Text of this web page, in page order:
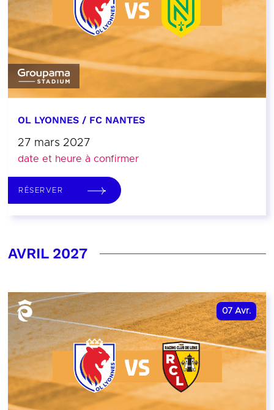
OL LYONNES / FC NANTES
27 mars 2027
date et heure à confirmer
RÉSERVER
AVRIL 2027
07 Avr.